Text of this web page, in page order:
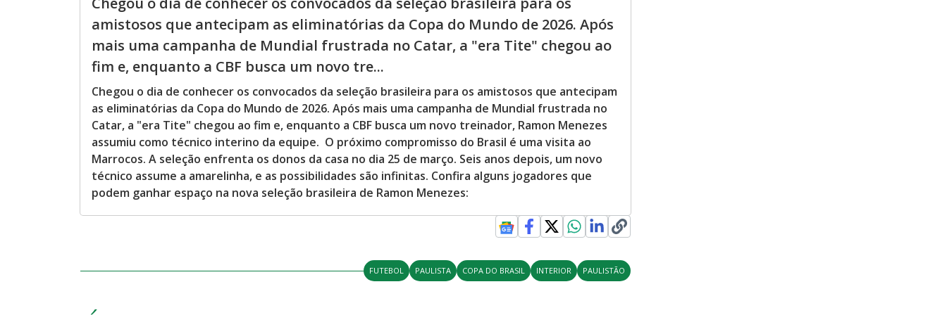
amistosos que antecipam as eliminatórias da Copa do Mundo de 2026. Após
mais uma campanha de Mundial frustrada no Catar, a "era Tite" chegou ao
fim e, enquanto a CBF busca um novo tre...
Chegou o dia de conhecer os convocados da seleção brasileira para os amistosos que antecipam
as eliminatórias da Copa do Mundo de 2026. Após mais uma campanha de Mundial frustrada no
Catar, a "era Tite" chegou ao fim e, enquanto a CBF busca um novo treinador, Ramon Menezes
assumiu como técnico interino da equipe. O próximo compromisso do Brasil é uma visita ao
Marrocos. A seleção enfrenta os donos da casa no dia 25 de março. Seis anos depois, um novo
técnico assume a amarelinha, e as possibilidades são infinitas. Confira alguns jogadores que
podem ganhar espaço na nova seleção brasileira de Ramon Menezes:
FUTEBOL PAULISTA COPA DO BRASIL INTERIOR PAULISTÃO